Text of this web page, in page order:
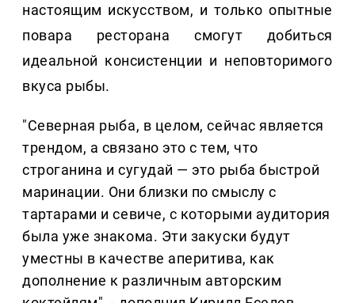
настоящим искусством, и только опытные
повара ресторана смогут добиться
идеальной консистенции и неповторимого
вкуса рыбы.
"Северная рыба, в целом, сейчас является
трендом, а связано это с тем, что
строганина и сугудай — это рыба быстрой
маринации. Они близки по смыслу с
тартарами и севиче, с которыми аудитория
была уже знакома. Эти закуски будут
уместны в качестве аперитива, как
дополнение к различным авторским